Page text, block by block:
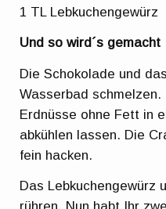
1 TL Lebkuchengewürz
Und so wird´s gemacht
Die Schokolade und
Wasserbad
Erdnüsse ohne Fett in
abkühlen lassen. Die
fein hacken.
Das Lebkuchengewürz